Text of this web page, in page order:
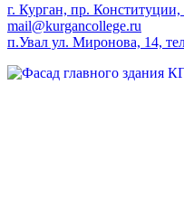
г. Курган, пр.
mail@kurgancollege.ru
п.Увал ул. Миронова, 14,